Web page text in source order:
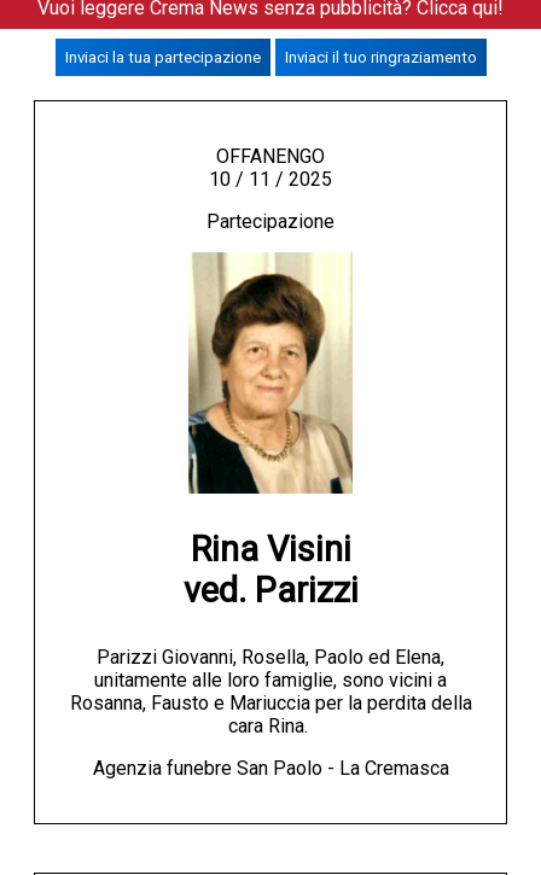
APPUNTAMENTI
LA PIAZZA
ANIMALI
NECROLOGI
ACCEDI
Vuoi leggere Crema News senza pubblicità? Clicca qui!
Inviaci la tua partecipazione Inviaci il tuo ringraziamento
OFFANENGO
10 / 11 / 2025
Partecipazione
Rina Visini
ved. Parizzi
Parizzi Giovanni, Rosella, Paolo ed Elena,
unitamente alle loro famiglie, sono vicini a
Rosanna, Fausto e Mariuccia per la perdita della
cara Rina.
Agenzia funebre San Paolo - La Cremasca